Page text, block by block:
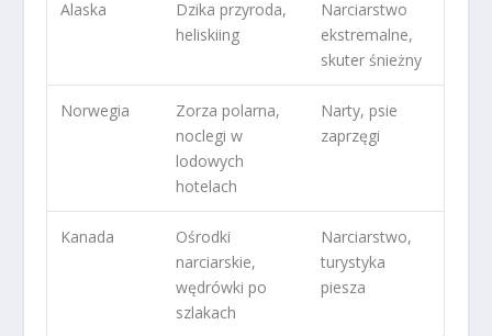
Alaska
Dzika przyroda,
heliskiing
Narciarstwo
ekstremalne,
skuter śnieżny
Norwegia
Zorza polarna,
noclegi w
lodowych
hotelach
Narty, psie
zaprzęgi
Kanada
Ośrodki
narciarskie,
wędrówki po
szlakach
Narciarstwo,
turystyka
piesza